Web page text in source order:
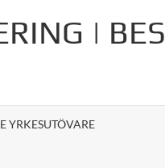
|
YRKESUTÖVARE